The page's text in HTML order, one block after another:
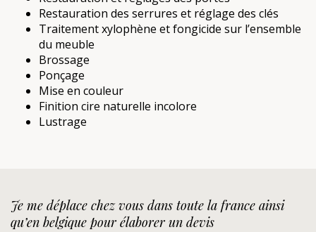
Restauration des serrures et réglage des clés
Traitement xylophène et fongicide sur l’ensemble
du meuble
Brossage
Ponçage
Mise en couleur
Finition cire naturelle incolore
Lustrage
Je me déplace chez vous dans toute la france ainsi
qu’en belgique pour élaborer un devis